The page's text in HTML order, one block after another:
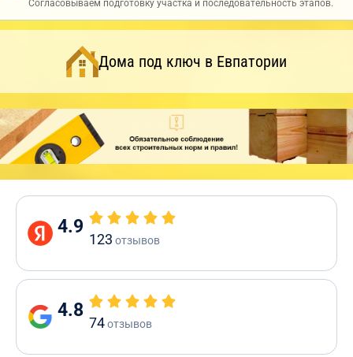
Согласовываем подготовку участка и последовательность этапов.
Дома под ключ в Евпатории
4.9
123 отзывов
4.8
74отзывов